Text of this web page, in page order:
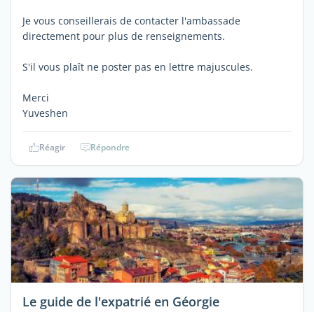
Je vous conseillerais de contacter l'ambassade
directement pour plus de renseignements.
S'il vous plaît ne poster pas en lettre majuscules.
Merci
Yuveshen
Réagir Répondre
Le guide de l'expatrié en Géorgie